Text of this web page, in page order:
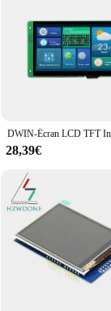
28,39€